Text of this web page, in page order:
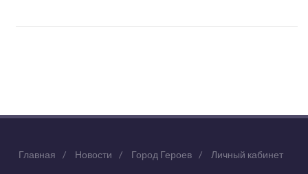
Главная / Новости / Город Героев / Личный кабинет